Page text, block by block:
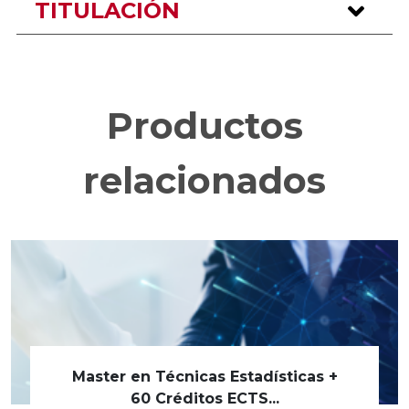
TITULACIÓN
Productos
relacionados
Master en Técnicas Estadísticas +
60 Créditos ECTS...